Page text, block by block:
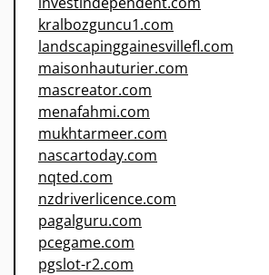
kralbozguncu1.com
landscapinggainesvillefl.com
maisonhauturier.com
mascreator.com
menafahmi.com
mukhtarmeer.com
nascartoday.com
nqted.com
nzdriverlicence.com
pagalguru.com
pcegame.com
pgslot-r2.com